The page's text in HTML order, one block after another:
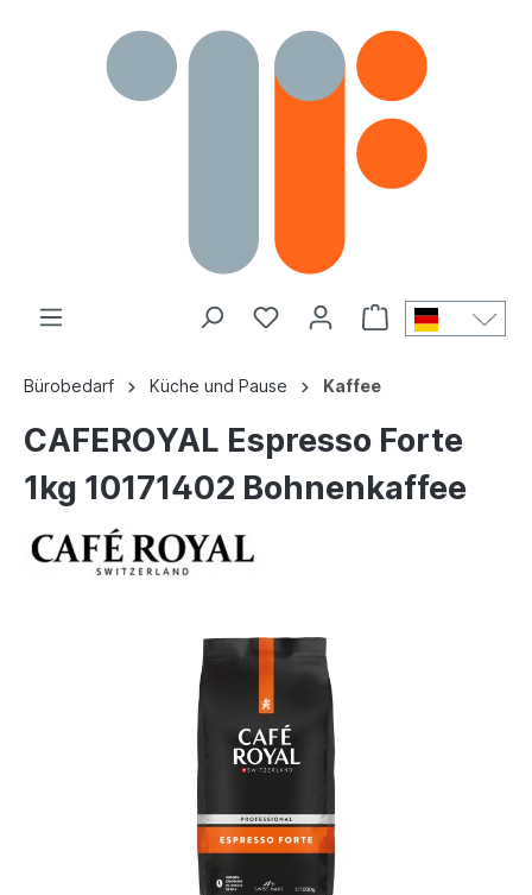
Bürobedarf Küche und Pause Kaffee
CAFEROYAL Espresso Forte
1kg 10171402 Bohnenkaffee